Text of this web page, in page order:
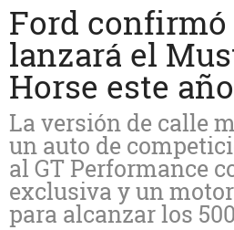
Ford confirmó
lanzará el
Horse este año
La versión de calle
un auto de
al GT Performance
exclusiva y un
para alcanzar los